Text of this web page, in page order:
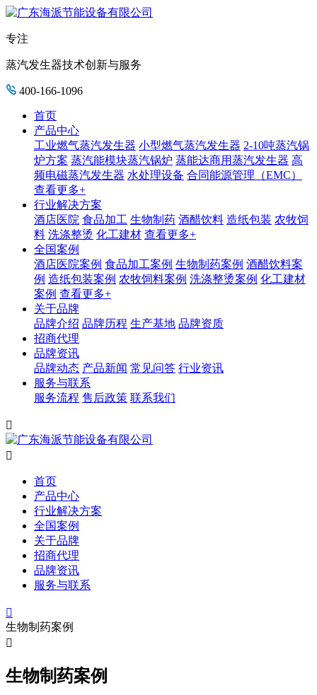
专注
蒸汽发生器技术创新与服务
400-166-1096
首页
产品中心
工业燃气蒸汽发生器 小型燃气蒸汽发生器 2-10吨蒸汽锅
炉方案 蒸汽能模块蒸汽锅炉 蒸能达商用蒸汽发生器 高
频电磁蒸汽发生器 水处理设备 合同能源管理（EMC）
查看更多+
行业解决方案
酒店医院 食品加工 生物制药 酒醋饮料 造纸包装 农牧饲
料 洗涤整烫 化工建材 查看更多+
全国案例
酒店医院案例 食品加工案例 生物制药案例 酒醋饮料案
例 造纸包装案例 农牧饲料案例 洗涤整烫案例 化工建材
案例 查看更多+
关于品牌
品牌介绍 品牌历程 生产基地 品牌资质
招商代理
品牌资讯
品牌动态 产品新闻 常见问答 行业资讯
服务与联系
服务流程 售后政策 联系我们


首页
产品中心
行业解决方案
全国案例
关于品牌
招商代理
品牌资讯
服务与联系

生物制药案例

生物制药案例